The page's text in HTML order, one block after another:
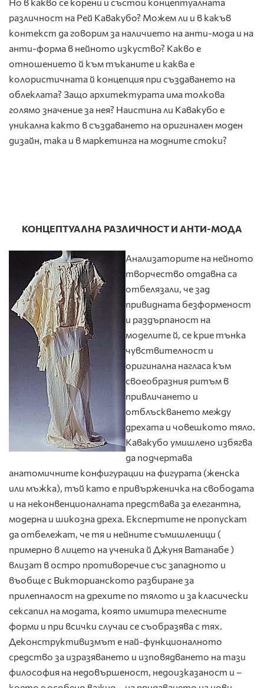
различност на Рей Кавакубо? Можем ли и в какъв
контекст да говорим за наличието на анти-мода и на
анти-форма в нейното изкуство? Какво е
отношението й към тъканите и каква е
колористичната й концепция при създаването на
облеклата? Защо архитектурата има толкова
голямо значение за нея? Наистина ли Кавакубо е
уникална както в създаването на оригинален моден
дизайн, така и в маркетинга на модните стоки?
КОНЦЕПТУАЛНА РАЗЛИЧНОСТ И АНТИ-МОДА
Анализаторите на нейното
творчество отдавна са
отбелязали, че зад
привидната безформеност
и раздърпаност на
моделите й, се крие тънка
чувствителност и
оригинална нагласа към
своеобразния ритъм в
привличането и
отблъскването между
дрехата и човешкото тяло.
Кавакубо умишлено избягва
да подчертава
анатомичните конфигурации на фигурата (женска
или мъжка), тъй като е привърженичка на свободата
и на неконвенционалната предствава за елегантна,
модерна и шикозна дреха. Експертите не пропускат
да отбележат, че тя и нейните съмишленици (
примерно в лицето на ученика й Джуня Ватанабе )
влизат в остро противоречие със западното и
въобще с Викторианското разбиране за
прилепналост на дрехите по тялото и за класически
сексапил на модата, която имитира телесните
форми и при всички случаи се съобразява с тях.
Деконструктивизмът е най-функционалното
средство за изразяването и изповядването на тази
философия на недовършеност, недоизказаност и –